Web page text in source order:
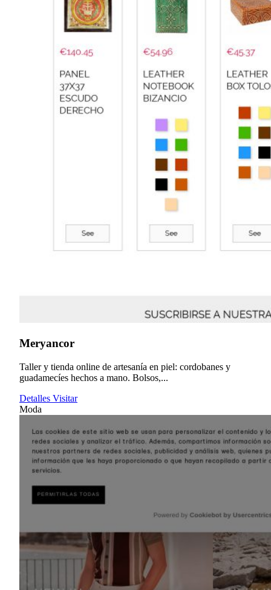
Meryancor
Taller y tienda online de artesanía en piel: cordobanes y
guadamecíes hechos a mano. Bolsos,...
Detalles Visitar
Moda